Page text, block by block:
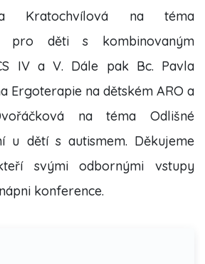
Kratochvílová na téma
pro děti s kombinovaným
IV a V. Dále pak Bc. Pavla
Ergoterapie na dětském ARO a
na téma Odlišné
u dětí s autismem. Děkujeme
svými odbornými vstupy
konference.